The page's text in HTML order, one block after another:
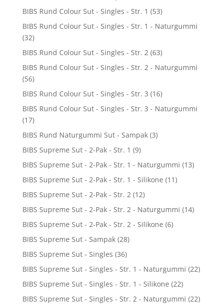
BIBS Rund Colour Sut - Singles - Str. 1 (53)
BIBS Rund Colour Sut - Singles - Str. 1 - Naturgummi
(32)
BIBS Rund Colour Sut - Singles - Str. 2 (63)
BIBS Rund Colour Sut - Singles - Str. 2 - Naturgummi
(56)
BIBS Rund Colour Sut - Singles - Str. 3 (16)
BIBS Rund Colour Sut - Singles - Str. 3 - Naturgummi
(17)
BIBS Rund Naturgummi Sut - Sampak (3)
BIBS Supreme Sut - 2-Pak - Str. 1 (9)
BIBS Supreme Sut - 2-Pak - Str. 1 - Naturgummi (13)
BIBS Supreme Sut - 2-Pak - Str. 1 - Silikone (11)
BIBS Supreme Sut - 2-Pak - Str. 2 (12)
BIBS Supreme Sut - 2-Pak - Str. 2 - Naturgummi (14)
BIBS Supreme Sut - 2-Pak - Str. 2 - Silikone (6)
BIBS Supreme Sut - Sampak (28)
BIBS Supreme Sut - Singles (36)
BIBS Supreme Sut - Singles - Str. 1 - Naturgummi (22)
BIBS Supreme Sut - Singles - Str. 1 - Silikone (22)
BIBS Supreme Sut - Singles - Str. 2 - Naturgummi (22)